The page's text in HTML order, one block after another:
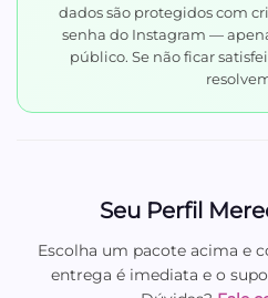
dados são protegidos com
senha do Instagram —
público. Se não ficar
Seu Perfil
Escolha um pacote acima e
entrega é imediata e o